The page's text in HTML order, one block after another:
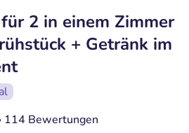
2 in einem Zimmer
+ Getränk im
114 Bewertungen